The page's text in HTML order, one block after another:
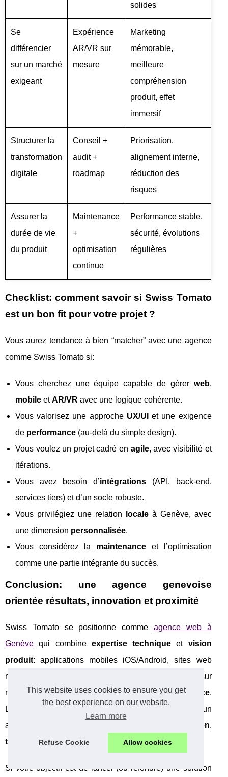
This website uses cookies to ensure you get
the best experience on our website.
Learn more
Refuse Cookie Allow cookies
solides
Se
différencier
sur un marché
exigeant
Expérience
AR/VR sur
mesure
Marketing
mémorable,
meilleure
compréhension
produit, effet
immersif
Structurer la
transformation
digitale
Conseil +
audit +
roadmap
Priorisation,
alignement interne,
réduction des
risques
Assurer la
durée de vie
du produit
Maintenance
+
optimisation
continue
Performance stable,
sécurité, évolutions
régulières
Checklist: comment savoir si Swiss Tomato
est un bon fit pour votre projet ?
Vous aurez tendance à bien “matcher” avec une agence
comme Swiss Tomato si:
Vous cherchez une équipe capable de gérer web,
mobile etAR/VR avec une logique cohérente.
Vous valorisez une approche UX/UI
et une exigence
de performance (au-delà du simple design).
Vous voulez un projet cadré en agile, avec visibilité et
itérations.
Vous avez besoin d’intégrations (API, back-end,
services tiers) et d’un socle robuste.
Vous privilégiez une relation
localeà Genève, avec
une dimension personnalisée.
Vous considérez la maintenance et l’optimisation
comme une partie intégrante du succès.
Conclusion: une agence genevoise
orientée résultats, innovation et proximité
Swiss Tomato se positionne comme agence web à
Genève qui combine expertise technique et vision
produit: applications mobiles iOS/Android, sites web
responsive et e-commerce, expériences AR/VR sur
mesure, avec un accent surUX/UI, SEOetperformance.
Le tout porté par une méthodologie
et un
accompagnement complet incluant
formation,
tests
maintenance.
Si votre objectif est de lancer (ou refondre) une solution